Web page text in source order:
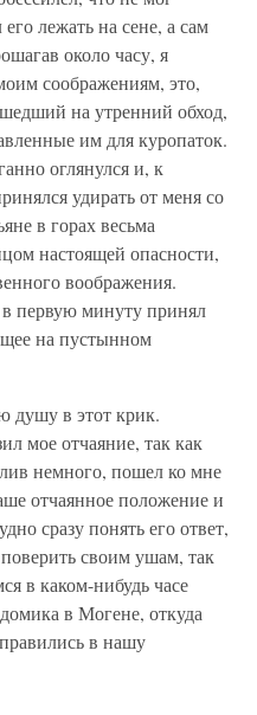
лежать на сене, а сам
около часу, я
соображениям, это,
на утренний обход,
им для куропаток.
оглянулся и, к
удирать от меня со
в горах весьма
настоящей опасности,
воображения.
первую минуту принял
на пустынном
душу в этот крик.
мое отчаяние, так как
немного, пошел ко мне
отчаянное положение и
сразу понять его ответ,
своим ушам, так
в каком-нибудь часе
в Могене, откуда
в нашу